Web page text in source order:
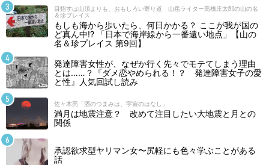
目指すは山頂よりも、おもしろい寄り道 山岳ライター高橋庄太郎の山の名
＆珍プレイス
もしも海から歩いたら、何日かかる？ ここが我が国の
ど真ん中!? 「日本で海岸線から一番遠い地点」【山の
名＆珍プレイス 第9回】
発達障害女性が、なぜか行く先々でモテてしまう理由
とは……？『ダメ恋やめられる！？ 発達障害女子の愛
と性』人気回試し読み
佐々木亮「酒のつまみは、宇宙のはなし」
満月は地震注意？ 改めて注目したい大地震と月との
関係
承認欲求型ヤリマン女〜尻軽にも色々学ぶことがある
話